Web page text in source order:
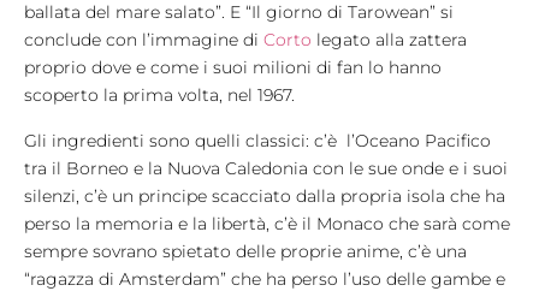
ballata del mare salato”. E “Il giorno di Tarowean” si
conclude con l’immagine di Corto legato alla zattera
proprio dove e come i suoi milioni di fan lo hanno
scoperto la prima volta, nel 1967.
Gli ingredienti sono quelli classici: c’è l’Oceano Pacifico
tra il Borneo e la Nuova Caledonia con le sue onde e i suoi
silenzi, c’è un principe scacciato dalla propria isola che ha
perso la memoria e la libertà, c’è il Monaco che sarà come
sempre sovrano spietato delle proprie anime, c’è una
“ragazza di Amsterdam” che ha perso l’uso delle gambe e